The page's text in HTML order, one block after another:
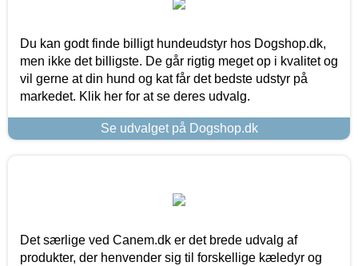
Du kan godt finde billigt hundeudstyr hos Dogshop.dk,
men ikke det billigste. De går rigtig meget op i kvalitet og
vil gerne at din hund og kat får det bedste udstyr på
markedet. Klik her for at se deres udvalg.
Se udvalget på Dogshop.dk
Det særlige ved Canem.dk er det brede udvalg af
produkter, der henvender sig til forskellige kæledyr og